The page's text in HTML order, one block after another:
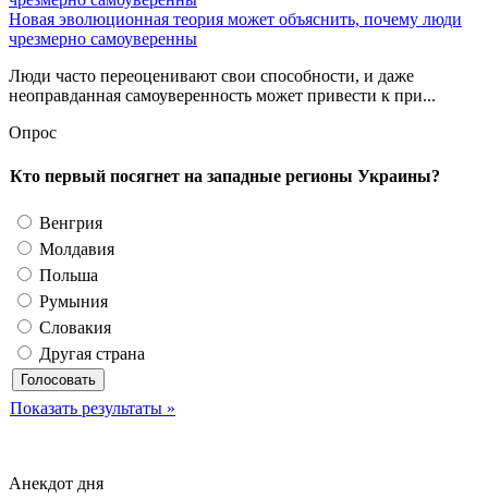
Новая эволюционная теория может объяснить, почему люди
чрезмерно самоуверенны
Люди часто переоценивают свои способности, и даже
неоправданная самоуверенность может привести к при...
Опрос
Кто первый посягнет на западные регионы Украины?
Венгрия
Молдавия
Польша
Румыния
Словакия
Другая страна
Показать результаты »
Анекдот дня